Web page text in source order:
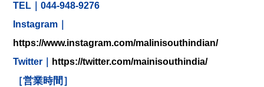
TEL｜044-948-9276
Instagram｜
https://www.instagram.com/malinisouthindian/
Twitter｜
https://twitter.com/mainisouthindia/
［営業時間］